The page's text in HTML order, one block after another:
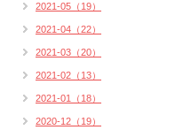
2021-05（19）
2021-04（22）
2021-03（20）
2021-02（13）
2021-01（18）
2020-12（19）